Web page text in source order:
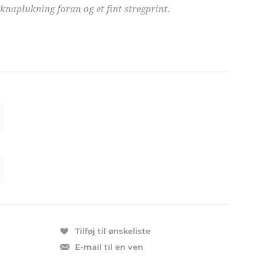
foran og et fint stregprint.